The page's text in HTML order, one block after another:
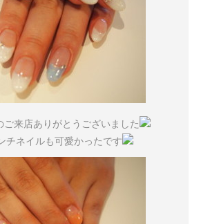
ご来店ありがとうございました
チネイルも可愛かったです